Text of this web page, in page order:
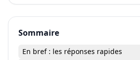
Sommaire
En bref : les réponses rapides